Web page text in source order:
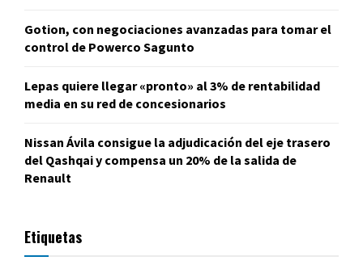
Gotion, con negociaciones avanzadas para tomar el
control de Powerco Sagunto
Lepas quiere llegar «pronto» al 3% de rentabilidad
media en su red de concesionarios
Nissan Ávila consigue la adjudicación del eje trasero
del Qashqai y compensa un 20% de la salida de
Renault
Etiquetas